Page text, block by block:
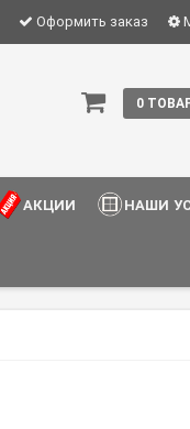
Оформить заказ
0
АКЦИИ НАШИ